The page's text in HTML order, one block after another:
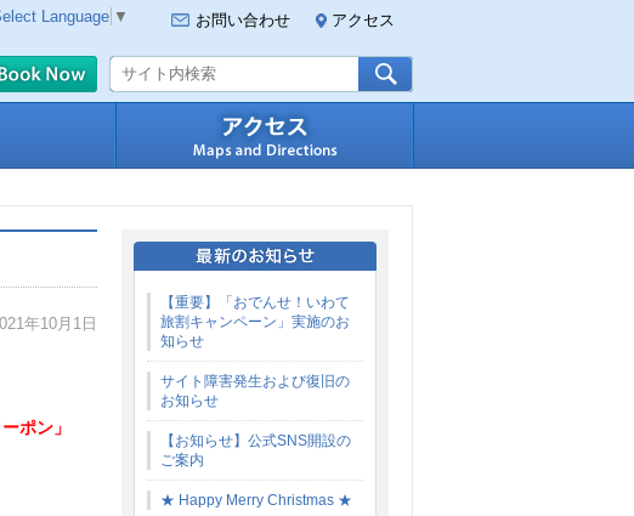
ご予約・空室確認
Language ▼ お問い合わせ アクセス
料理 アクセス
年10月1日
ポン」
【重要】「おでんせ！いわて
旅割キャンペーン」実施のお
知らせ
サイト障害発生および復旧の
お知らせ
【お知らせ】公式SNS開設の
ご案内
★ Happy Merry Christmas ★